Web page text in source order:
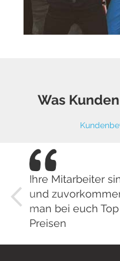
Was
Ihre Mitarbeiter
und
man bei euch
Preisen